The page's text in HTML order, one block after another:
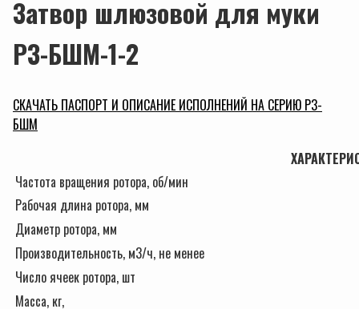
Затвор шлюзовой для муки
Р3-БШМ-1-2
СКАЧАТЬ ПАСПОРТ И ОПИСАНИЕ ИСПОЛНЕНИЙ НА СЕРИЮ Р3-
БШМ
Частота вращения ротора, об/мин
Рабочая длина ротора, мм
Диаметр ротора, мм
Производительность, м3/ч, не менее
Число ячеек ротора, шт
Масса, кг,